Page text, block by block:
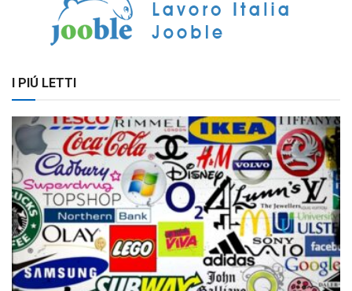
I PIÚ LETTI